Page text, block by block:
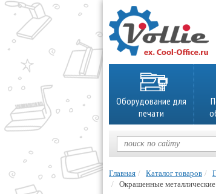
Оборудование для
печати
Главная Каталог товаров
Окрашенные